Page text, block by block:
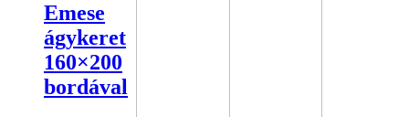
Emese
ágykeret
160×200
bordával